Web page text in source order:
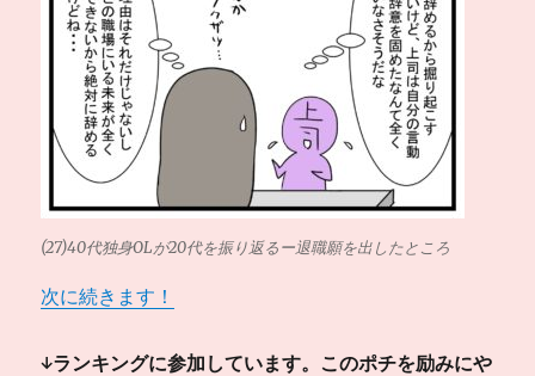
(27)40代独身OLが20代を振り返るー退職願を出したところ
次に続きます！
↓ランキングに参加しています。このポチを励みにや